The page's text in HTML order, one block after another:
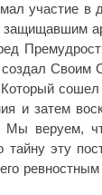
участие в
создал Своим
сошел
и затем
Мы веруем,
эту